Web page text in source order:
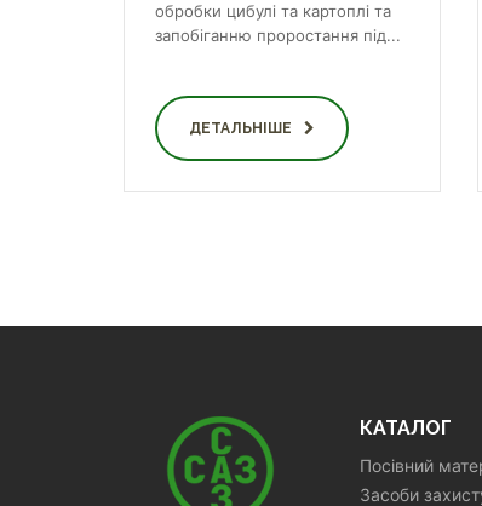
обробки цибулі та картоплі та
запобіганню проростання під...
ДЕТАЛЬНІШЕ
КАТАЛОГ
Посівний
Засоби